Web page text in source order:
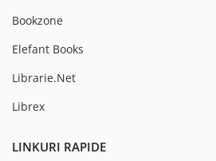
Bookzone
Elefant Books
Librarie.Net
Librex
LINKURI RAPIDE